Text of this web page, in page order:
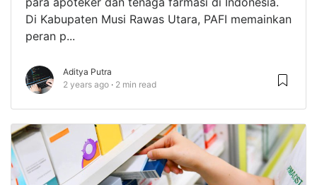
Di Kabupaten Musi Rawas Utara, PAFI memainkan
peran p...
Aditya Putra
2 years ago
2 min read